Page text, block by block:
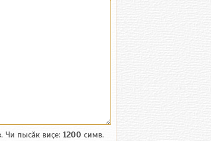
Чи пысӑк виҫе: 1200 симв.